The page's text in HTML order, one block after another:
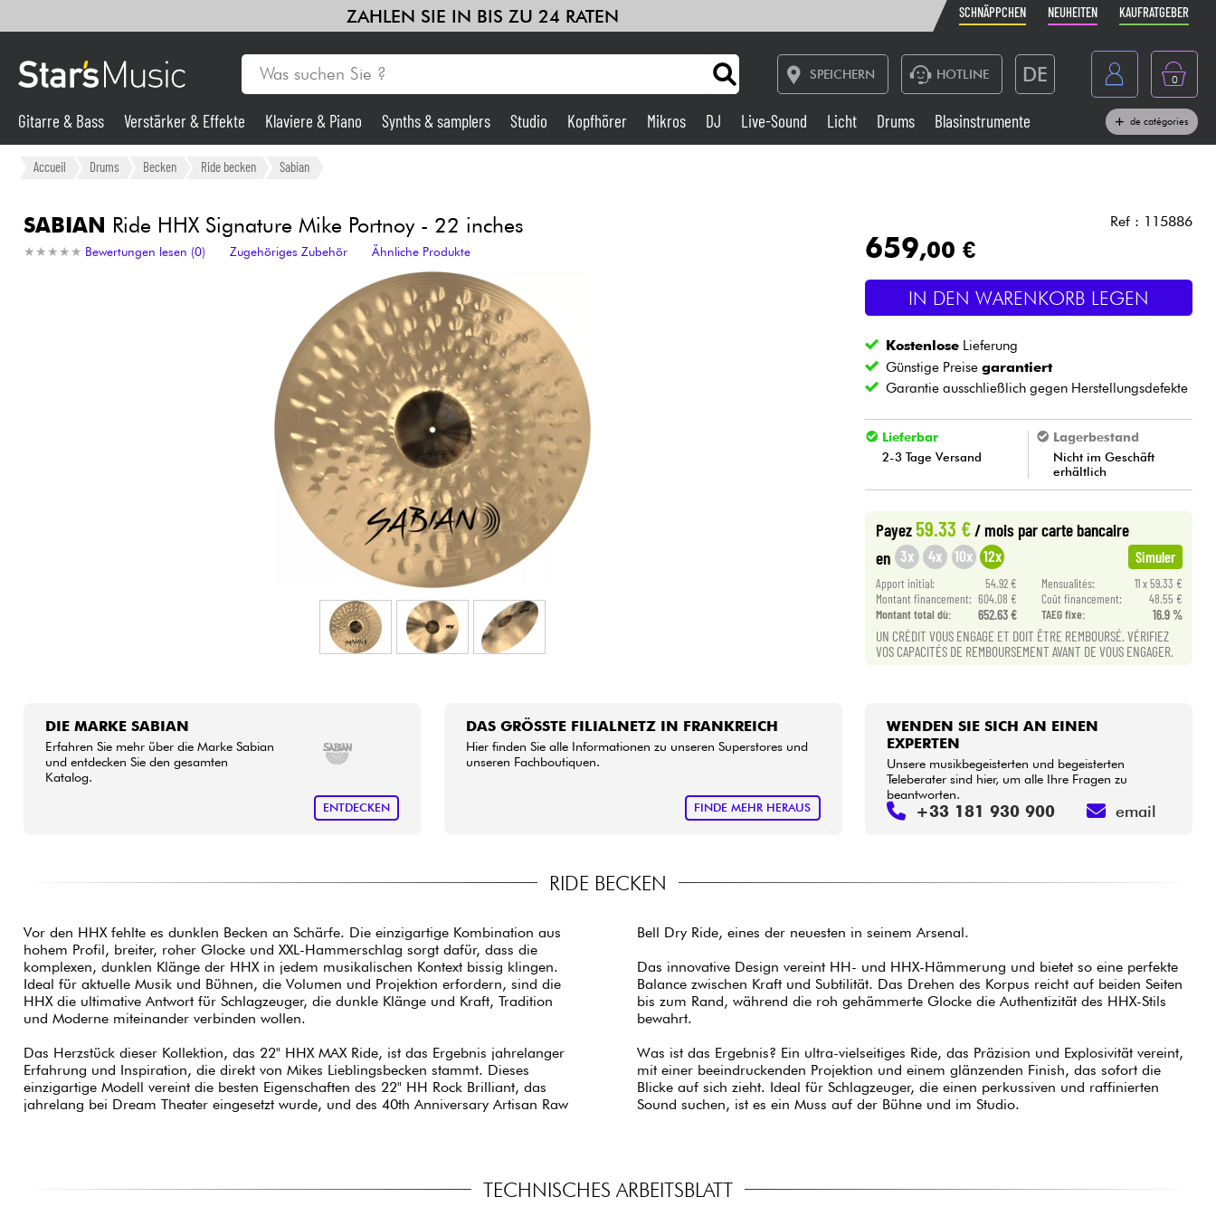
ZAHLEN SIE IN BIS ZU 24 RATEN SCHNÄPPCHEN NEUHEITEN KAUFRATGEBER
SPEICHERN HOTLINE DE
Belgique
Nederland
0
Gitarre & Bass
Synths & samplers Studio
Live-Sound
Drums Blasinstrumente
Kinder Kabel & Zubehöre
Bundle
Sehen Sie sich unsere Marken an
Gitarre & Bass Verstärker & Effekte Klaviere & Piano Synths & samplers Studio Kopfhörer Mikros DJ Live-Sound Licht Drums Blasinstrumente de catégories
Accueil Drums Becken Ride becken Sabian
SABIAN Ride HHX Signature Mike Portnoy - 22 inches
★ ★ ★ ★ ★
★ ★ ★ ★ ★ Bewertungen lesen (0) Zugehöriges Zubehör Ähnliche Produkte
Ref : 115886
659,00 €
IN DEN WARENKORB LEGEN
Kostenlose Lieferung
Günstige Preisegarantiert
Garantie ausschließlich gegen Herstellungsdefekte
Lieferbar
2-3 Tage Versand
Lagerbestand
Nicht im Geschäft
erhältlich
Payez59.33 €/ mois par carte bancaire
en 3x 4x 10x 12x Simuler
Apport initial: 54.92 € Mensualités:
11 x 59.33 €
Montant financement: 604.08 € Coût financement:
48.55 €
Montant total dù:
652.63 € TAEG fixe: 16.9 %
UN CRÉDIT VOUS ENGAGE ET DOIT ÊTRE REMBOURSÉ. VÉRIFIEZ
VOS CAPACITÉS DE REMBOURSEMENT AVANT DE VOUS ENGAGER.
DIE MARKE SABIAN
Erfahren Sie mehr über die Marke Sabian
und entdecken Sie den gesamten
Katalog.
ENTDECKEN
DAS GRÖSSTE FILIALNETZ IN FRANKREICH
Hier finden Sie alle Informationen zu unseren Superstores und
unseren Fachboutiquen.
FINDE MEHR HERAUS
WENDEN SIE SICH AN EINEN
EXPERTEN
Unsere musikbegeisterten und begeisterten
Teleberater sind hier, um alle Ihre Fragen zu
beantworten.
+33 181 930 900 email
RIDE BECKEN
Vor den HHX fehlte es dunklen Becken an Schärfe. Die einzigartige Kombination aus
hohem Profil, breiter, roher Glocke und XXL-Hammerschlag sorgt dafür, dass die
komplexen, dunklen Klänge der HHX in jedem musikalischen Kontext bissig klingen.
Ideal für aktuelle Musik und Bühnen, die Volumen und Projektion erfordern, sind die
HHX die ultimative Antwort für Schlagzeuger, die dunkle Klänge und Kraft, Tradition
und Moderne miteinander verbinden wollen.
Das Herzstück dieser Kollektion, das 22" HHX MAX Ride, ist das Ergebnis jahrelanger
Erfahrung und Inspiration, die direkt von Mikes Lieblingsbecken stammt. Dieses
einzigartige Modell vereint die besten Eigenschaften des 22" HH Rock Brilliant, das
jahrelang bei Dream Theater eingesetzt wurde, und des 40th Anniversary Artisan Raw
Bell Dry Ride, eines der neuesten in seinem Arsenal.
Das innovative Design vereint HH- und HHX-Hämmerung und bietet so eine perfekte
Balance zwischen Kraft und Subtilität. Das Drehen des Korpus reicht auf beiden Seiten
bis zum Rand, während die roh gehämmerte Glocke die Authentizität des HHX-Stils
bewahrt.
Was ist das Ergebnis? Ein ultra-vielseitiges Ride, das Präzision und Explosivität vereint,
mit einer beeindruckenden Projektion und einem glänzenden Finish, das sofort die
Blicke auf sich zieht. Ideal für Schlagzeuger, die einen perkussiven und raffinierten
Sound suchen, ist es ein Muss auf der Bühne und im Studio.
TECHNISCHES ARBEITSBLATT